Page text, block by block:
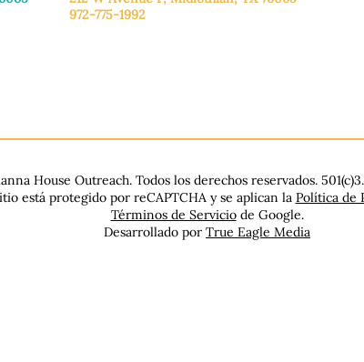
972-775-1992
House Outreach. Todos los derechos reservados.
está protegido por reCAPTCHA y se aplican la Política de
Términos de Serviciode Google.
Desarrollado por True Eagle Media